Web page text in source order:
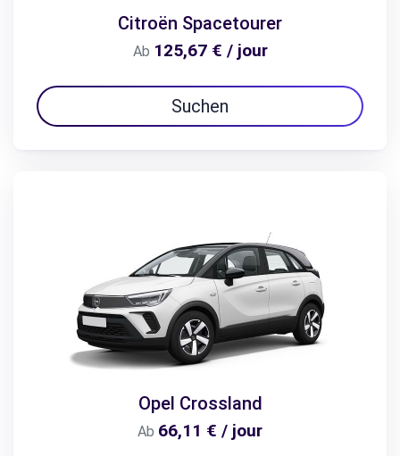
Citroën Spacetourer
Ab 125,67 € / jour
Suchen
Opel Crossland
Ab 66,11 € / jour